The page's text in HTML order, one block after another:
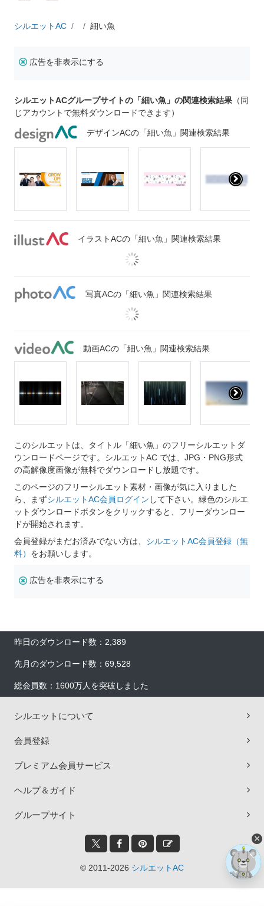
シルエットAC 細い魚
広告を非表示にする
シルエットACグループサイトの「細い魚」の関連検索結果 （同
じアカウントで無料ダウンロードできます）
デザインACの「細い魚」関連検索結果
イラストACの「細い魚」関連検索結果
写真ACの「細い魚」関連検索結果
動画ACの「細い魚」関連検索結果
このシルエットは、タイトル「細い魚」のフリーシルエットダ
ウンロードページです。シルエットAC では、JPG・PNG形式
の高解像度画像が無料でダウンロードし放題です。
このページのフリーシルエット素材・画像が気に入りました
ら、まずシルエットAC会員ログイン して下さい。緑色のシルエ
ットダウンロードボタンをクリックすると、フリーダウンロー
ドが開始されます。
会員登録がまだお済みでない方は、 シルエットAC会員登録（無
料） をお願いします。
広告を非表示にする
昨日のダウンロード数：2,389
先月のダウンロード数：69,528
総会員数：1600万人を突破しました
シルエットについて
会員登録
プレミアム会員サービス
ヘルプ＆ガイド
グループサイト
© 2011-2026 シルエットAC
×